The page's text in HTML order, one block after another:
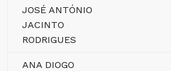
JOSÉ ANTÓNIO
JACINTO
RODRIGUES
ANA DIOGO